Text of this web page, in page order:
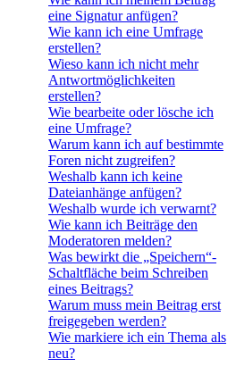
eine Signatur anfügen?
Wie kann ich eine Umfrage
erstellen?
Wieso kann ich nicht mehr
Antwortmöglichkeiten
erstellen?
Wie bearbeite oder lösche ich
eine Umfrage?
Warum kann ich auf bestimmte
Foren nicht zugreifen?
Weshalb kann ich keine
Dateianhänge anfügen?
Weshalb wurde ich verwarnt?
Wie kann ich Beiträge den
Moderatoren melden?
Was bewirkt die „Speichern“-
Schaltfläche beim Schreiben
eines Beitrags?
Warum muss mein Beitrag erst
freigegeben werden?
Wie markiere ich ein Thema als
neu?